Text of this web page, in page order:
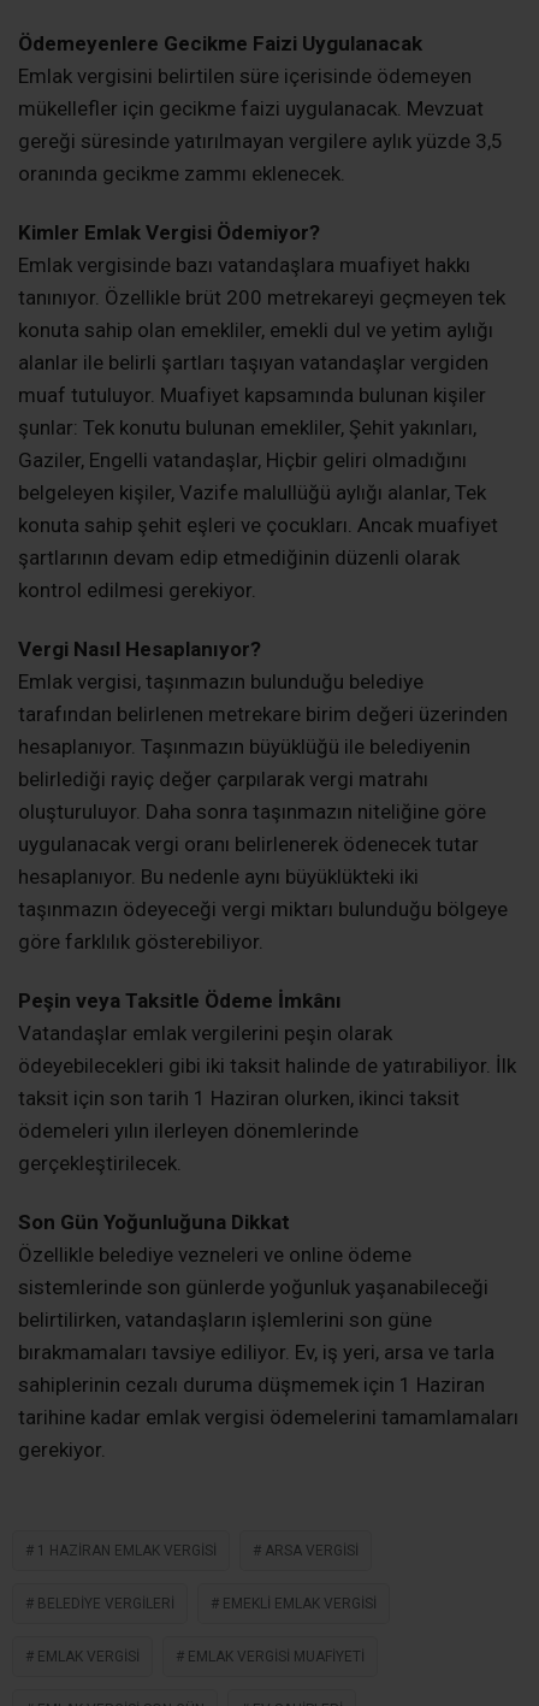
Ödemeyenlere Gecikme Faizi Uygulanacak
Emlak vergisini belirtilen süre içerisinde ödemeyen
mükellefler için gecikme faizi uygulanacak. Mevzuat
gereği süresinde yatırılmayan vergilere aylık yüzde 3,5
oranında gecikme zammı eklenecek.
Kimler Emlak Vergisi Ödemiyor?
Emlak vergisinde bazı vatandaşlara muafiyet hakkı
tanınıyor. Özellikle brüt 200 metrekareyi geçmeyen tek
konuta sahip olan emekliler, emekli dul ve yetim aylığı
alanlar ile belirli şartları taşıyan vatandaşlar vergiden
muaf tutuluyor. Muafiyet kapsamında bulunan kişiler
şunlar: Tek konutu bulunan emekliler, Şehit yakınları,
Gaziler, Engelli vatandaşlar, Hiçbir geliri olmadığını
belgeleyen kişiler, Vazife malullüğü aylığı alanlar, Tek
konuta sahip şehit eşleri ve çocukları. Ancak muafiyet
şartlarının devam edip etmediğinin düzenli olarak
kontrol edilmesi gerekiyor.
Vergi Nasıl Hesaplanıyor?
Emlak vergisi, taşınmazın bulunduğu belediye
tarafından belirlenen metrekare birim değeri üzerinden
hesaplanıyor. Taşınmazın büyüklüğü ile belediyenin
belirlediği rayiç değer çarpılarak vergi matrahı
oluşturuluyor. Daha sonra taşınmazın niteliğine göre
uygulanacak vergi oranı belirlenerek ödenecek tutar
hesaplanıyor. Bu nedenle aynı büyüklükteki iki
taşınmazın ödeyeceği vergi miktarı bulunduğu bölgeye
göre farklılık gösterebiliyor.
Peşin veya Taksitle Ödeme İmkânı
Vatandaşlar emlak vergilerini peşin olarak
ödeyebilecekleri gibi iki taksit halinde de yatırabiliyor. İlk
taksit için son tarih 1 Haziran olurken, ikinci taksit
ödemeleri yılın ilerleyen dönemlerinde
gerçekleştirilecek.
Son Gün Yoğunluğuna Dikkat
Özellikle belediye vezneleri ve online ödeme
sistemlerinde son günlerde yoğunluk yaşanabileceği
belirtilirken, vatandaşların işlemlerini son güne
bırakmamaları tavsiye ediliyor. Ev, iş yeri, arsa ve tarla
sahiplerinin cezalı duruma düşmemek için 1 Haziran
tarihine kadar emlak vergisi ödemelerini tamamlamaları
gerekiyor.
1 HAZIRAN EMLAK VERGISI ARSA VERGISI
BELEDIYE VERGILERI EMEKLI EMLAK VERGISI
EMLAK VERGISI EMLAK VERGISI MUAFIYETI